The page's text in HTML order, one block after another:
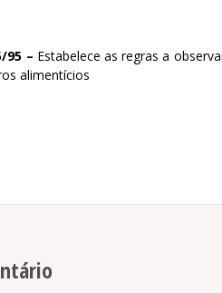
95 – Estabelece as regras a
alimentícios